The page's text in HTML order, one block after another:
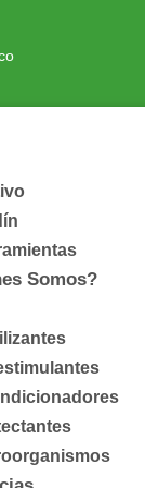
Somos?